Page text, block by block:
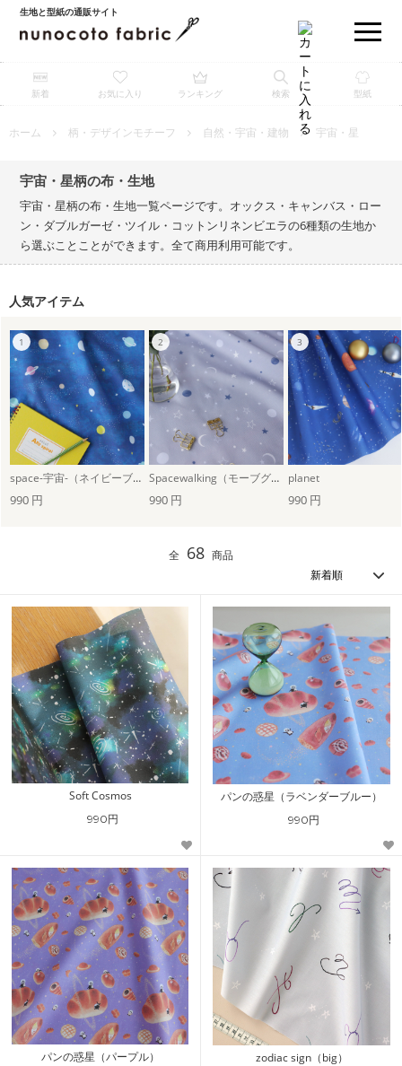
生地と型紙の通販サイト
新着 お気に入り ランキング 検索 型紙
ホーム 柄・デザインモチーフ 自然・宇宙・建物 宇宙・星
宇宙・星柄の布・生地
宇宙・星柄の布・生地一覧ページです。オックス・キャンバス・ロー
ン・ダブルガーゼ・ツイル・コットンリネンビエラの6種類の生地か
ら選ぶことことができます。全て商用利用可能です。
人気アイテム
space-宇宙-（ネイビーブルー） Spacewalking（モーブグレー） planet
990 円 990 円 990 円
全 68 商品
Soft Cosmos
990円
パンの惑星（ラベンダーブルー）
990円
パンの惑星（パープル） zodiac sign（big）